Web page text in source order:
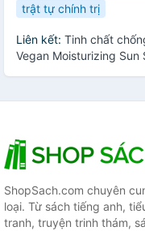
trật tự chính trị
Liên kết: Tinh chất
Vegan Moisturizing Sun
ShopSach.com chuyên
loại. Từ sách tiếng anh,
tranh, truyện trinh thám,